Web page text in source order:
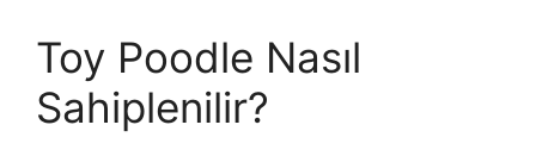
Toy Poodle Nasıl
Sahiplenilir?